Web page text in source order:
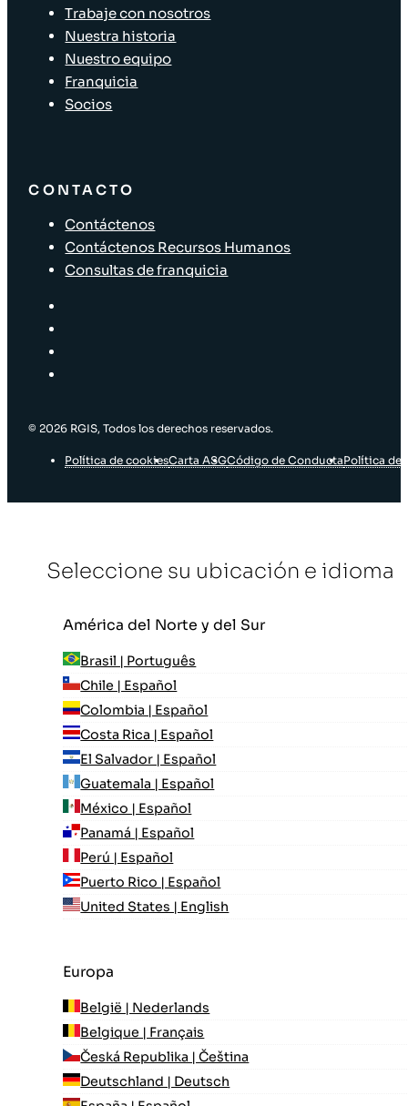
Trabaje con nosotros
Nuestra historia
Nuestro equipo
Franquicia
Socios
CONTACTO
Contáctenos
Contáctenos Recursos Humanos
Consultas de franquicia
© 2026 RGIS, Todos los derechos reservados.
Política de cookiesCarta ASGCódigo de ConductaPolítica de
Seleccione su ubicación e idioma
América del Norte y del Sur
Brasil | Português
Chile | Español
Colombia | Español
Costa Rica | Español
El Salvador | Español
Guatemala | Español
México | Español
Panamá | Español
Perú | Español
Puerto Rico | Español
United States | English
Europa
België | Nederlands
Belgique | Français
Česká Republika | Čeština
Deutschland | Deutsch